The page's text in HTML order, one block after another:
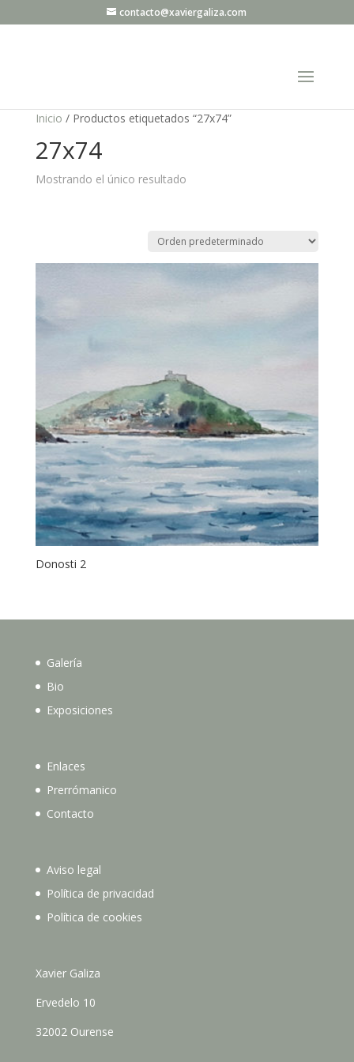
contacto@xaviergaliza.com
Inicio / Productos etiquetados “27x74”
27x74
Mostrando el único resultado
Donosti 2
Galería
Bio
Exposiciones
Enlaces
Prerrómanico
Contacto
Aviso legal
Política de privacidad
Política de cookies
Xavier Galiza
Ervedelo 10
32002 Ourense